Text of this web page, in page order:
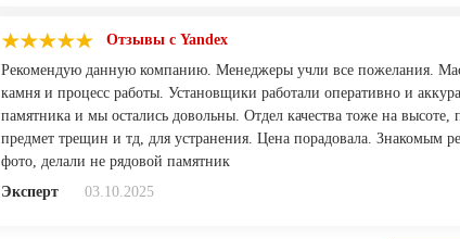
Отзывы с Yandex
Рекомендую данную компанию. Менеджеры учли все пожелания.
камня и процесс работы. Установщики работали оперативно и
памятника и мы остались довольны. Отдел качества тоже на
предмет трещин и тд, для устранения. Цена порадовала.
фото, делали не рядовой памятник
Эксперт
03.10.2025